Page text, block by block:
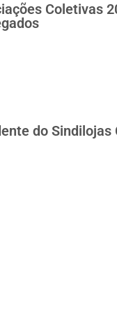
Coletivas
do